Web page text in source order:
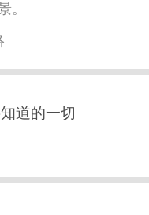
。
道的一切